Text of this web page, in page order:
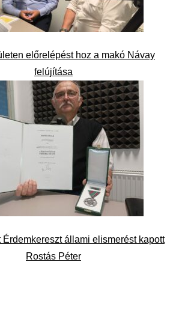
előrelépést hoz a makó Návay
felújítása
Érdemkereszt állami elismerést kapott
Rostás Péter